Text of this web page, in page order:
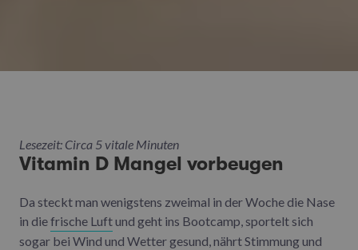
Lesezeit: Circa 5 vitale Minuten
Vitamin D Mangel vorbeugen
Da steckt man wenigstens zweimal in der Woche die Nase
in diefrische Luftund geht ins Bootcamp, sportelt sich
sogar bei Wind und Wettergesund, nährt Stimmung und